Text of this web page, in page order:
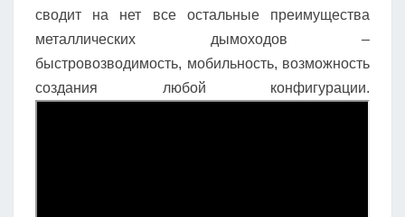
сводит на нет все остальные преимущества
металлических дымоходов –
быстровозводимость, мобильность, возможность
создания любой конфигурации.